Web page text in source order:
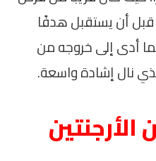
قبل أن يستقبل هدفًا
أدى إلى خروجه من
نال إشادة واسعة.